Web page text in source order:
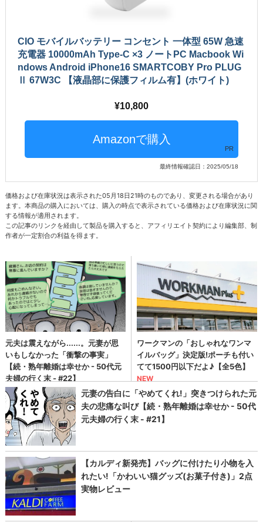
CIO モバイルバッテリー コンセント 一体型 65W 急速
充電器 10000mAh Type-C ×3 ノートPC Macbook Wi
ndows Android iPhone16 SMARTCOBY Pro PLUG
Ⅱ 67W3C 【液晶部に保護フィルム有】(ホワイト)
10,800
PR
最終情報確認日：2025/05/18
価格および在庫状況は表示された05月18日21時のものであり、変更される場合があり
ます。本商品の購入においては、購入の時点で表示されている価格および在庫状況に関
する情報が適用されます。
この記事のリンクを経由して製品を購入すると、アフィリエイト契約により編集部、制
作者が一定割合の利益を得ます。